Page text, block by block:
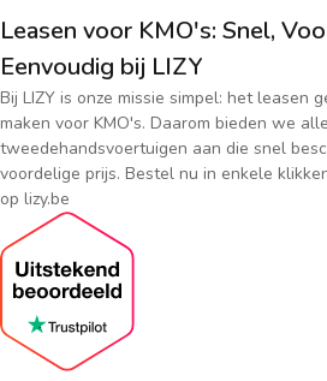
Leasen voor KMO's: Snel,
Eenvoudig bij LIZY
Bij LIZY is onze missie simpel: het leasen
maken voor KMO's. Daarom bieden we
tweedehandsvoertuigen aan die snel
voordelige prijs. Bestel nu in enkele
op lizy.be